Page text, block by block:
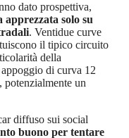
dato prospettiva,
solo su
. Ventidue curve
il tipico circuito
della
di curva 12
potenzialmente un
diffuso sui social
buono per tentare